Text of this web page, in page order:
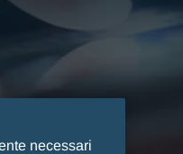
necessari